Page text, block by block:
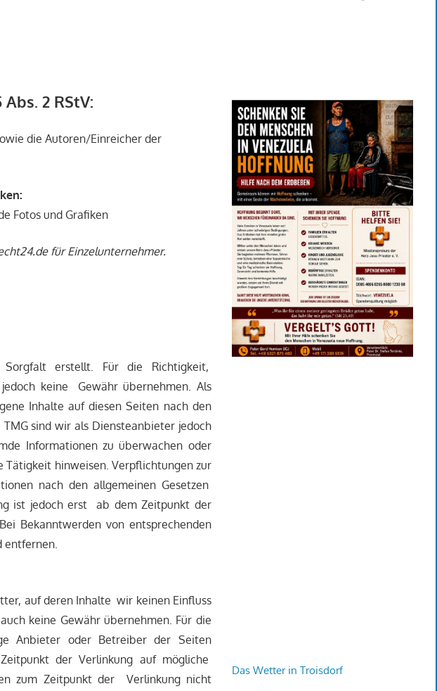
2 RStV:
die Autoren/Einreicher der
Fotos und Grafiken
für Einzelunternehmer.
erstellt. Für die Richtigkeit,
keine Gewähr übernehmen. Als
Inhalte auf diesen Seiten nach den
sind wir als Diensteanbieter jedoch
Informationen zu überwachen oder
Tätigkeit hinweisen. Verpflichtungen zur
nach den allgemeinen Gesetzen
ist jedoch erst ab dem Zeitpunkt der
Bekanntwerden von entsprechenden
entfernen.
auf deren Inhalte wir keinen Einfluss
keine Gewähr übernehmen. Für die
Anbieter oder Betreiber der Seiten
der Verlinkung auf mögliche
zum Zeitpunkt der Verlinkung nicht
Das Wetter in Troisdorf